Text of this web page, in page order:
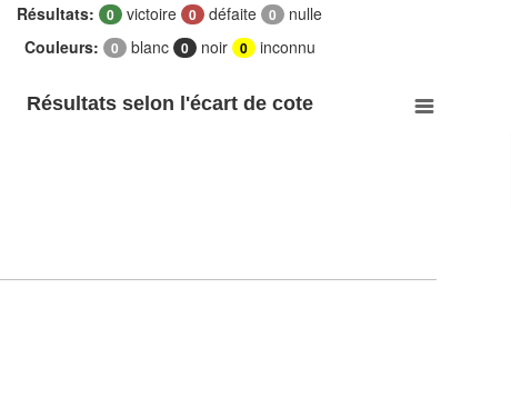
Résultats: 0 victoire 0 défaite 0
nulle
Couleurs:
0 blanc 0 noir 0 inconnu
Résultats selon l'écart de cote